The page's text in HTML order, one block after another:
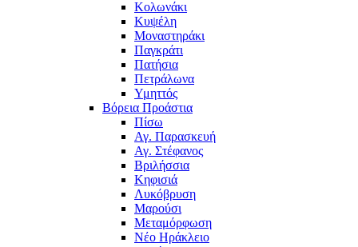
Κολωνάκι
Κυψέλη
Μοναστηράκι
Παγκράτι
Πατήσια
Πετράλωνα
Υμηττός
Βόρεια Προάστια
Πίσω
Αγ. Παρασκευή
Αγ. Στέφανος
Βριλήσσια
Κηφισιά
Λυκόβρυση
Μαρούσι
Μεταμόρφωση
Νέο Ηράκλειο